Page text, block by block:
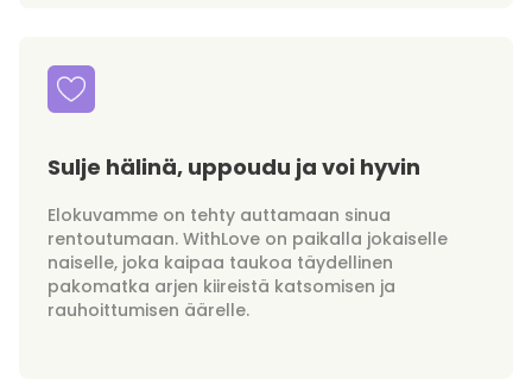
Sulje hälinä, uppoudu ja voi hyvin
Elokuvamme on tehty auttamaan sinua
rentoutumaan. WithLove on paikalla jokaiselle
naiselle, joka kaipaa taukoa täydellinen
pakomatka arjen kiireistä katsomisen ja
rauhoittumisen äärelle.